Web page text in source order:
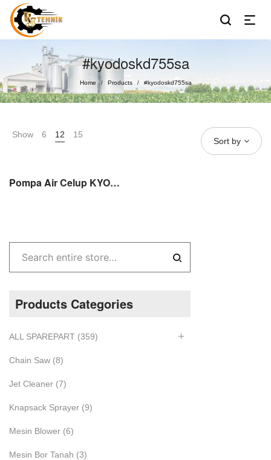
#kyodoskd755sa
Home / Products / #kyodoskd755sa
Show 6 12 15
Sort by
Pompa Air Celup KYODO SKD 755SA Water Pump Submersible Pump 3″ (80mm)
Products Categories
ALL SPAREPART (359)
Chain Saw (8)
Jet Cleaner (7)
Knapsack Sprayer (9)
Mesin Blower (6)
Mesin Bor Tanah (3)